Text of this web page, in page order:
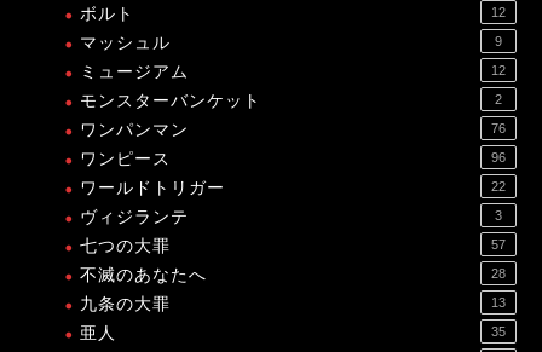
ボルト 12
マッシュル 9
ミュージアム 12
モンスターバンケット 2
ワンパンマン 76
ワンピース 96
ワールドトリガー 22
ヴィジランテ 3
七つの大罪 57
不滅のあなたへ 28
九条の大罪 13
亜人 35